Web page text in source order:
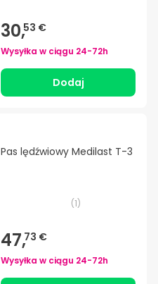
30,53 €
Wysyłka w ciągu 24-72h
Dodaj
Pas lędźwiowy Medilast T-3
(1)
47,73 €
Wysyłka w ciągu 24-72h